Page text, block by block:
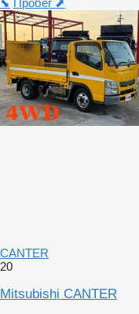
⬊ Пробег ⬈
CANTER
20
Mitsubishi CANTER